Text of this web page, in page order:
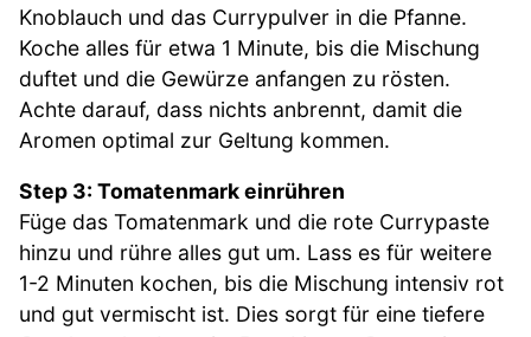
Knoblauch und das Currypulver in die Pfanne.
Koche alles für etwa 1 Minute, bis die Mischung
duftet und die Gewürze anfangen zu rösten.
Achte darauf, dass nichts anbrennt, damit die
Aromen optimal zur Geltung kommen.
Step 3: Tomatenmark einrühren
Füge das Tomatenmark und die rote Currypaste
hinzu und rühre alles gut um. Lass es für weitere
1-2 Minuten kochen, bis die Mischung intensiv rot
und gut vermischt ist. Dies sorgt für eine tiefere